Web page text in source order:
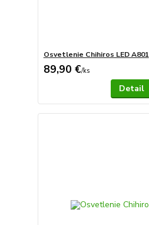
Osvetlenie Chihiros LED A801
89,90 €/ks
Detail